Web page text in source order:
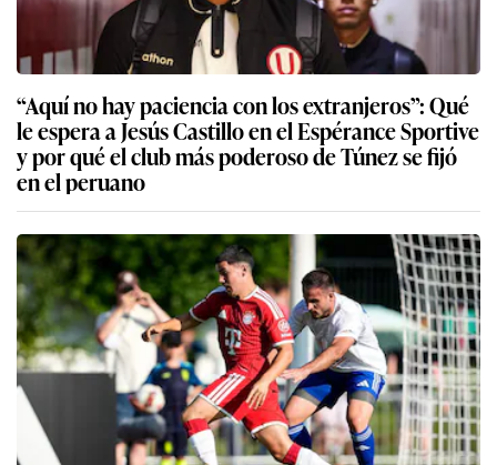
“Aquí no hay paciencia con los extranjeros”: Qué
le espera a Jesús Castillo en el Espérance Sportive
y por qué el club más poderoso de Túnez se fijó
en el peruano